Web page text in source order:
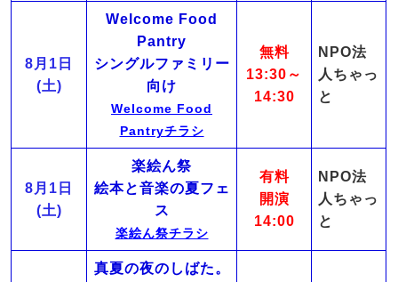
8月1日
(土)
Welcome Food
Pantry
シングルファミリー
向け
Welcome Food
Pantryチラシ
無料
13:30～
14:30
NPO法
人ちゃっ
と
8月1日
(土)
楽絵ん祭
絵本と音楽の夏フェ
ス
楽絵ん祭チラシ
有料
開演
14:00
NPO法
人ちゃっ
と
真夏の夜のしばた。